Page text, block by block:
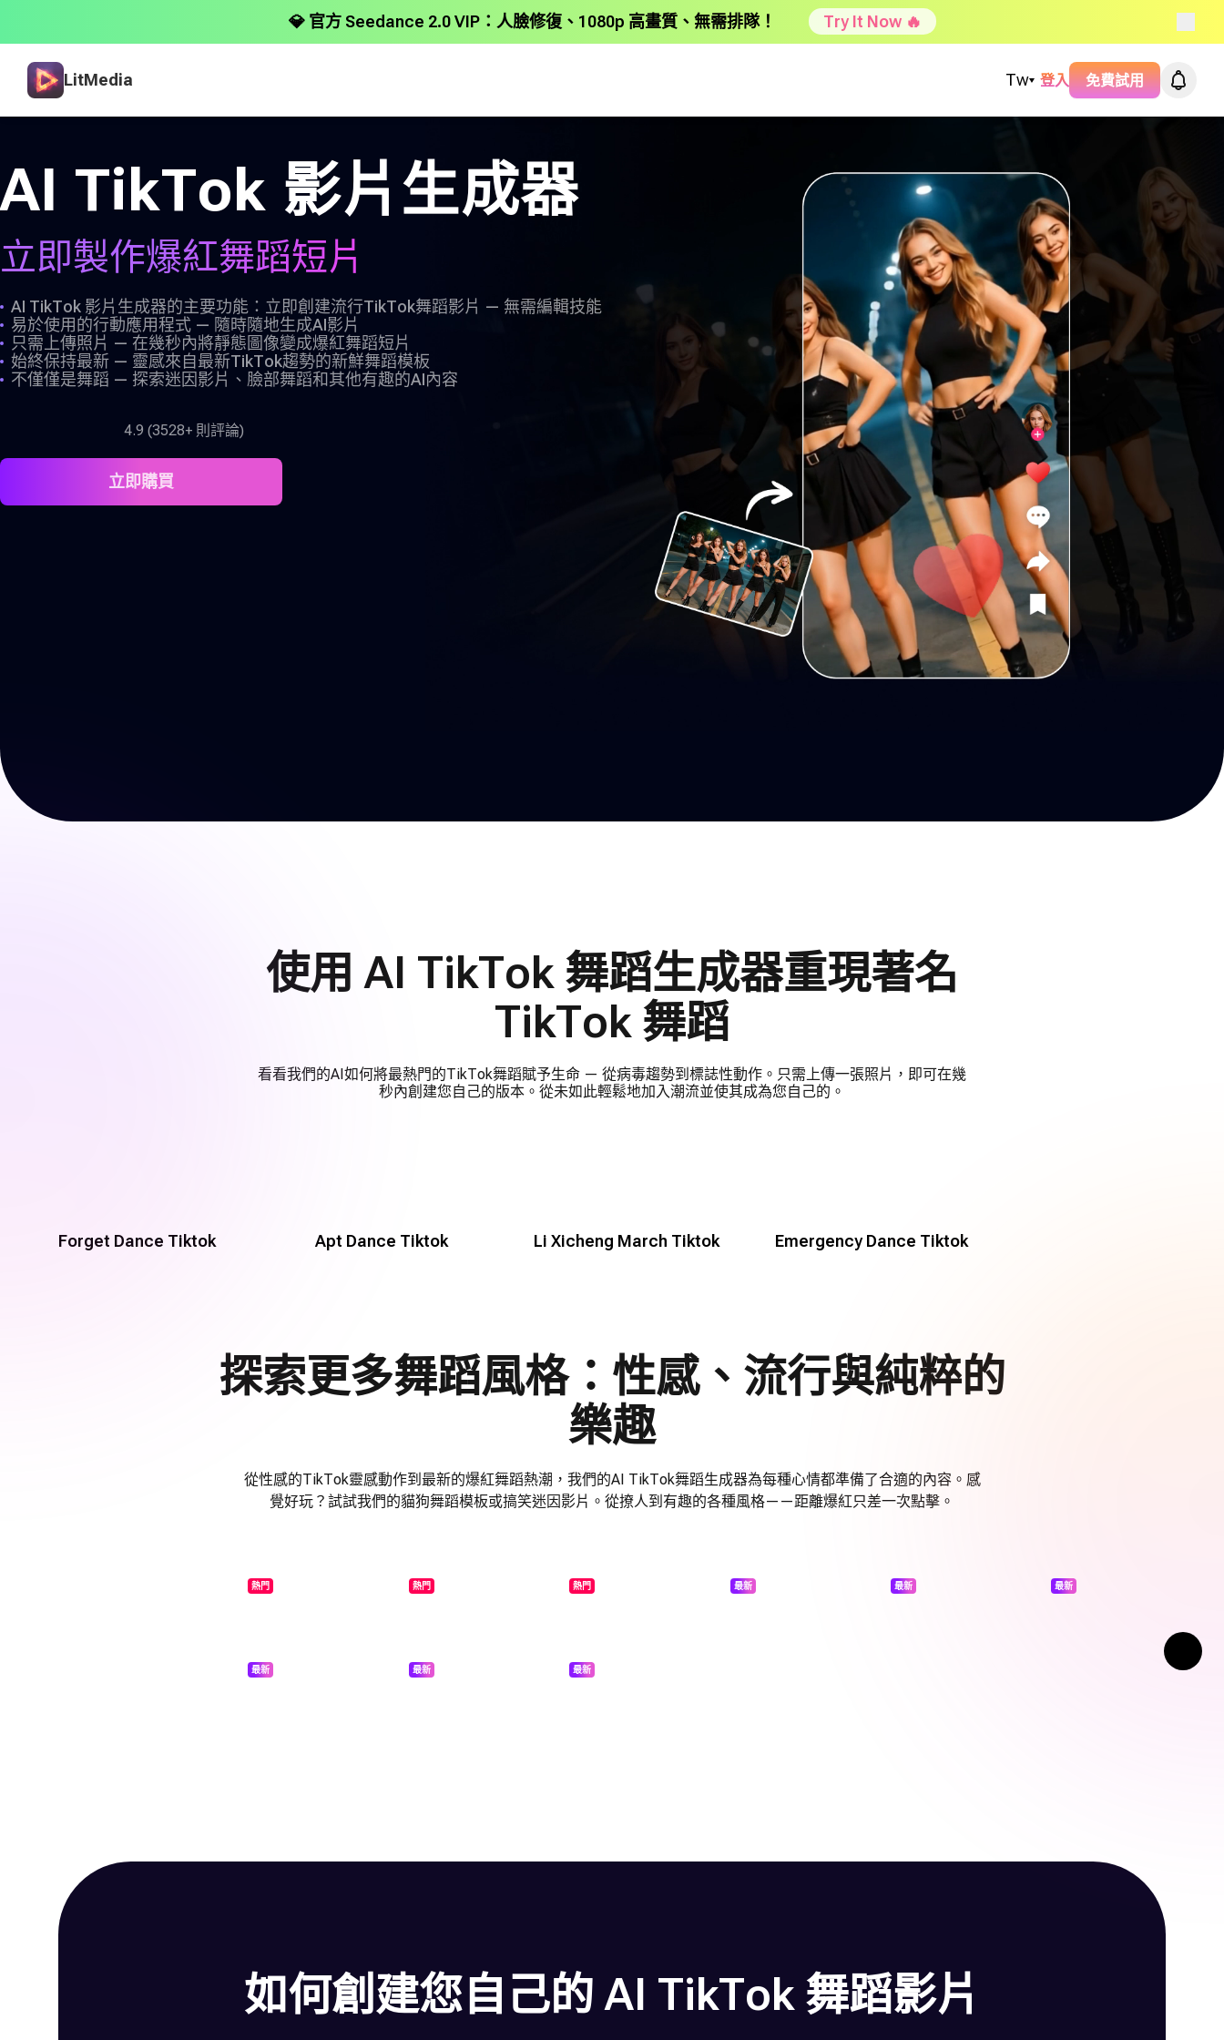
💎 官方 Seedance 2.0 VIP：人臉修復、1080p 高畫質、無需排隊！ Try It Now 🔥
LitMedia Tw 登入 免費試用
AI TikTok 影片生成器
立即製作爆紅舞蹈短片
AI TikTok 影片生成器的主要功能：立即創建流行TikTok舞蹈影片 — 無需編輯技能
易於使用的行動應用程式 — 隨時隨地生成AI影片
只需上傳照片 — 在幾秒內將靜態圖像變成爆紅舞蹈短片
始終保持最新 — 靈感來自最新TikTok趨勢的新鮮舞蹈模板
不僅僅是舞蹈 — 探索迷因影片、臉部舞蹈和其他有趣的AI內容
4.9 (3528+ 則評論)
立即購買
使用 AI TikTok 舞蹈生成器重現著名
TikTok 舞蹈
看看我們的AI如何將最熱門的TikTok舞蹈賦予生命 — 從病毒趨勢到標誌性動作。只需上傳一張照片，即可在幾
秒內創建您自己的版本。從未如此輕鬆地加入潮流並使其成為您自己的。
Forget Dance Tiktok Apt Dance Tiktok Li Xicheng March Tiktok Emergency Dance Tiktok
探索更多舞蹈風格：性感、流行與純粹的
樂趣
從性感的TikTok靈感動作到最新的爆紅舞蹈熱潮，我們的AI TikTok舞蹈生成器為每種心情都準備了合適的內容。感
覺好玩？試試我們的貓狗舞蹈模板或搞笑迷因影片。從撩人到有趣的各種風格——距離爆紅只差一次點擊。
熱門 熱門 熱門 最新 最新 最新
最新 最新 最新
如何創建您自己的 AI TikTok 舞蹈影片